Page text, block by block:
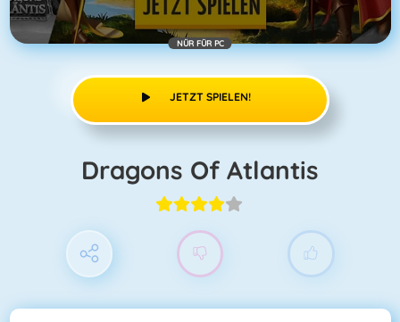
NÜR FÜR PC
JETZT SPIELEN!
Dragons Of Atlantis